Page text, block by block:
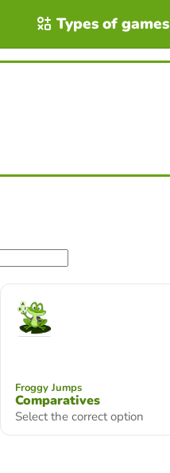
Types of games
Froggy Jumps
Comparatives
Select the correct option